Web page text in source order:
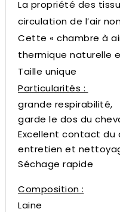
La propriété des
circulation de l’air
Cette « chambre à
thermique naturelle
Taille unique
Particularités :
grande respirabilité,
garde le dos du
Excellent contact du
entretien et
Séchage rapide
Composition :
Laine